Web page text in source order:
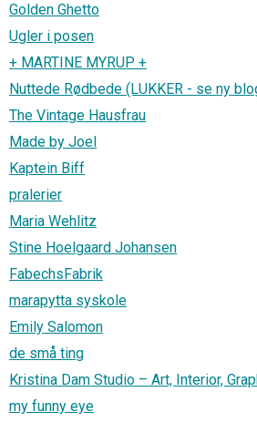
Golden Ghetto
Ugler i posen
+ MARTINE MYRUP +
Nuttede Rødbede (LUKKER - se ny
The Vintage Hausfrau
Made by Joel
Kaptein Biff
pralerier
Maria Wehlitz
Stine Hoelgaard Johansen
FabechsFabrik
marapytta syskole
Emily Salomon
de små ting
Kristina Dam Studio – Art, Interior,
my funny eye